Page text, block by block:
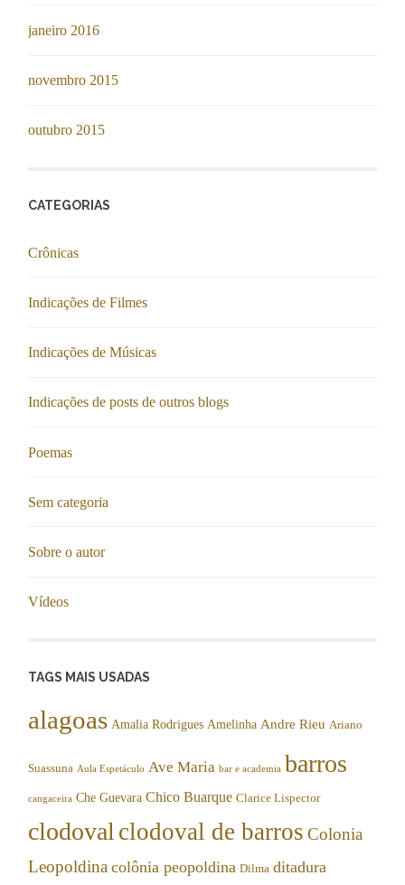
janeiro 2016
novembro 2015
outubro 2015
CATEGORIAS
Crônicas
Indicações de Filmes
Indicações de Músicas
Indicações de posts de outros blogs
Poemas
Sem categoria
Sobre o autor
Vídeos
TAGS MAIS USADAS
alagoas Amalia Rodrigues Amelinha Andre Rieu Ariano
Suassuna Aula Espetáculo Ave Maria bar e academia barros
cangaceira Che Guevara Chico Buarque Clarice Lispector
clodovalclodoval de barros Colonia
Leopoldina colônia peopoldina Dilma ditadura